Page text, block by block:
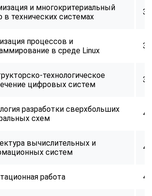
и многокритериальный
в технических системах
34
процессов и
в среде Linux
32
технологическое
цифровых систем
34
разработки сверхбольших
схем
40
вычислительных и
систем
40
работа 40